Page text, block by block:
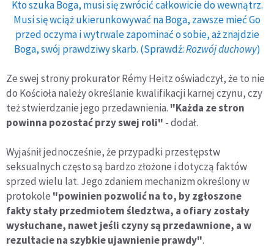
Kto szuka Boga, musi się zwrócić całkowicie do wewnątrz.
Musi się wciąż ukierunkowywać na Boga, zawsze mieć Go
przed oczyma i wytrwale zapominać o sobie, aż znajdzie
Boga, swój prawdziwy skarb. (Sprawdź:Rozwój duchowy)
Ze swej strony prokurator Rémy Heitz oświadczył, że to nie
do Kościoła należy określanie kwalifikacji karnej czynu, czy
też stwierdzanie jego przedawnienia. "Każda ze stron
powinna pozostać przy swej roli" - dodał.
Wyjaśnił jednocześnie, że przypadki przestępstw
seksualnych często są bardzo złożone i dotyczą faktów
sprzed wielu lat. Jego zdaniem mechanizm określony w
protokole "powinien pozwolić na to, by zgłoszone
fakty stały przedmiotem śledztwa, a ofiary zostały
wysłuchane, nawet jeśli czyny są przedawnione, a w
rezultacie na szybkie ujawnienie prawdy".